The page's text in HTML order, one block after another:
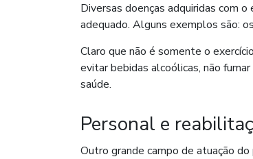
Diversas doenças adquiridas com
adequado. Alguns exemplos são:
Claro que não é somente o
evitar bebidas alcoólicas, não
saúde.
Personal e
Outro grande campo de atuação